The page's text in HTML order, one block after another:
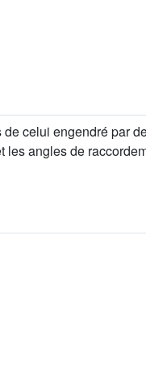
celui engendré par
angles de